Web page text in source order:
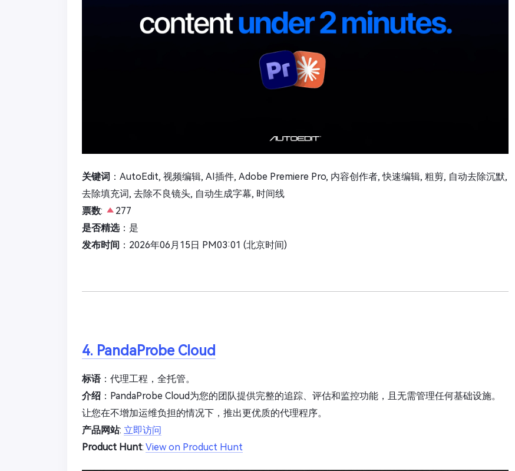
关键词 ：AutoEdit, 视频编辑, AI插件, Adobe Premiere Pro, 内容创作者, 快速编辑, 粗剪, 自动去除沉默,
去除填充词, 去除不良镜头, 自动生成字幕, 时间线
票数:
277
是否精选：是
发布时间 ：2026年06月15日 PM03:01 (北京时间)
4. PandaProbe Cloud
标语：代理工程，全托管。
介绍 ：PandaProbe Cloud为您的团队提供完整的追踪、评估和监控功能，且无需管理任何基础设施。
让您在不增加运维负担的情况下，推出更优质的代理程序。
产品网站: 立即访问
Product Hunt: View on Product Hunt